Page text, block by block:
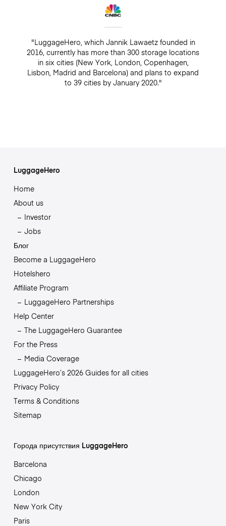
"LuggageHero, which Jannik Lawaetz founded in
2016, currently has more than 300 storage locations
in six cities (New York, London, Copenhagen,
Lisbon, Madrid and Barcelona) and plans to expand
to 39 cities by January 2020."
LuggageHero
Home
About us
Investor
Jobs
Блог
Become a LuggageHero
Hotelshero
Affiliate Program
LuggageHero Partnerships
Help Center
The LuggageHero Guarantee
For the Press
Media Coverage
LuggageHero’s 2026 Guides for all cities
Privacy Policy
Terms & Conditions
Sitemap
Города присутствия LuggageHero
Barcelona
Chicago
London
New York City
Paris